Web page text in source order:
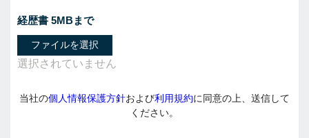
経歴書 5MBまで
ファイルを選択
当社の個人情報保護方針および利用規約に同意の上、送信して
ください。